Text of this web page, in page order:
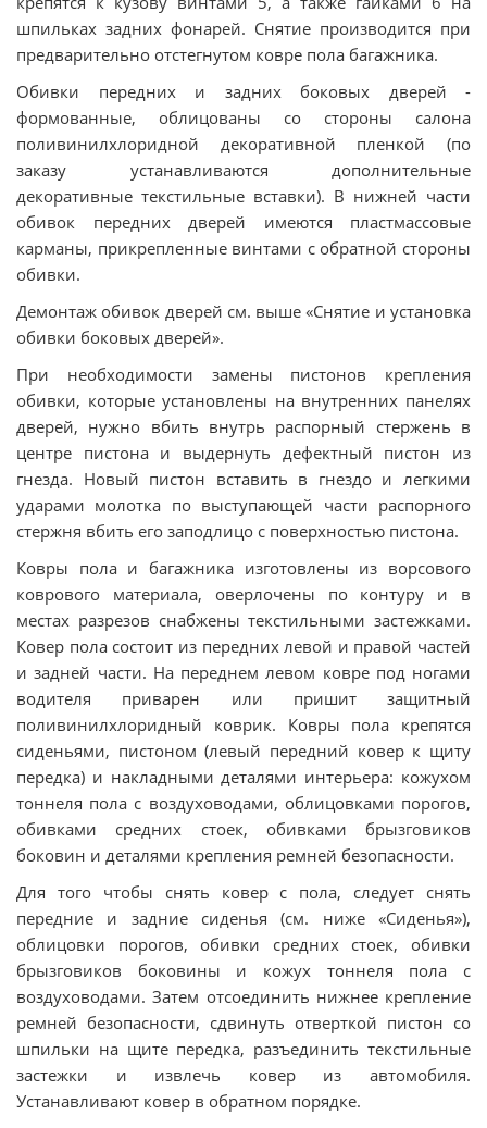
шпильках задних фонарей. Снятие производится при
предварительно отстегнутом ковре пола багажника.
Обивки передних и задних боковых дверей -
формованные, облицованы со стороны салона
поливинилхлоридной декоративной пленкой (по
заказу устанавливаются дополнительные
декоративные текстильные вставки). В нижней части
обивок передних дверей имеются пластмассовые
карманы, прикрепленные винтами с обратной стороны
обивки.
Демонтаж обивок дверей см. выше «Снятие и установка
обивки боковых дверей».
При необходимости замены пистонов крепления
обивки, которые установлены на внутренних панелях
дверей, нужно вбить внутрь распорный стержень в
центре пистона и выдернуть дефектный пистон из
гнезда. Новый пистон вставить в гнездо и легкими
ударами молотка по выступающей части распорного
стержня вбить его заподлицо с поверхностью пистона.
Ковры пола и багажника изготовлены из ворсового
коврового материала, оверлочены по контуру и в
местах разрезов снабжены текстильными застежками.
Ковер пола состоит из передних левой и правой частей
и задней части. На переднем левом ковре под ногами
водителя приварен или пришит защитный
поливинилхлоридный коврик. Ковры пола крепятся
сиденьями, пистоном (левый передний ковер к щиту
передка) и накладными деталями интерьера: кожухом
тоннеля пола с воздуховодами, облицовками порогов,
обивками средних стоек, обивками брызговиков
боковин и деталями крепления ремней безопасности.
Для того чтобы снять ковер с пола, следует снять
передние и задние сиденья (см. ниже «Сиденья»),
облицовки порогов, обивки средних стоек, обивки
брызговиков боковины и кожух тоннеля пола с
воздуховодами. Затем отсоединить нижнее крепление
ремней безопасности, сдвинуть отверткой пистон со
шпильки на щите передка, разъединить текстильные
застежки и извлечь ковер из автомобиля.
Устанавливают ковер в обратном порядке.